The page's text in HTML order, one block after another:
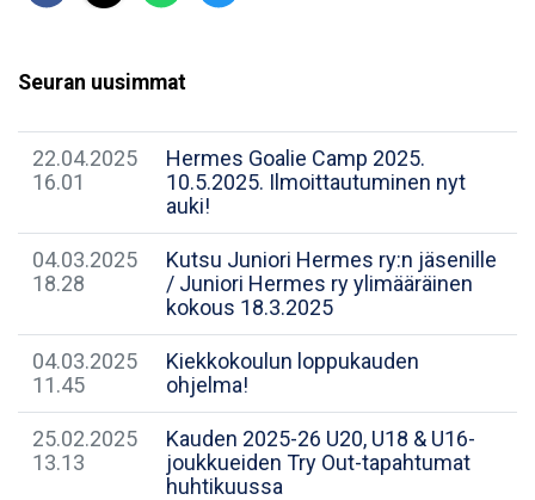
Seuran uusimmat
22.04.2025
16.01
Hermes Goalie Camp 2025.
10.5.2025. Ilmoittautuminen nyt
auki!
04.03.2025
18.28
Kutsu Juniori Hermes ry:n jäsenille
/ Juniori Hermes ry ylimääräinen
kokous 18.3.2025
04.03.2025
11.45
Kiekkokoulun loppukauden
ohjelma!
25.02.2025
13.13
Kauden 2025-26 U20, U18 & U16-
joukkueiden Try Out-tapahtumat
huhtikuussa